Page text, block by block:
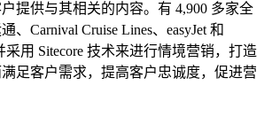
提供与其相关的内容。有 4,900 多家全
、Carnival Cruise Lines、easyJet 和
采用 Sitecore 技术来进行情境营销，打造
足客户需求，提高客户忠诚度，促进营